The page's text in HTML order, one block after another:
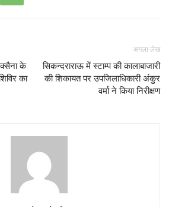
के
का
अगला लेख
सिकन्दराराऊ में स्टाम्प की कालाबाजारी
की शिकायत पर उपजिलाधिकारी अंकुर
वर्मा ने किया निरीक्षण